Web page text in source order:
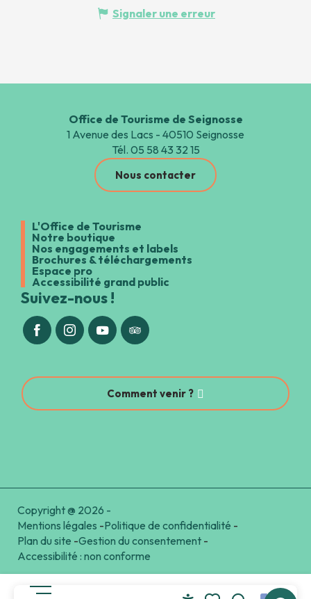
Signaler une erreur
Office de Tourisme de Seignosse
1 Avenue des Lacs - 40510 Seignosse
Tél. 05 58 43 32 15
Nous contacter
L'Office de Tourisme
Notre boutique
Nos engagements et labels
Brochures & téléchargements
Espace pro
Accessibilité grand public
Suivez-nous !
Comment venir ?
Copyright @ 2026 -
Mentions légales -Politique de confidentialité -
Plan du site -Gestion du consentement -
Accessibilité : non conforme